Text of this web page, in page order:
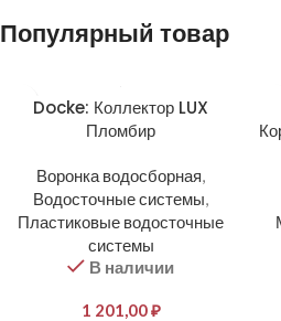
Популярный товар
Docke: Коллектор LUX
Пломбир
Воронка водосборная,
Водосточные системы,
Пластиковые водосточные
системы
В наличии
1 201,00₽